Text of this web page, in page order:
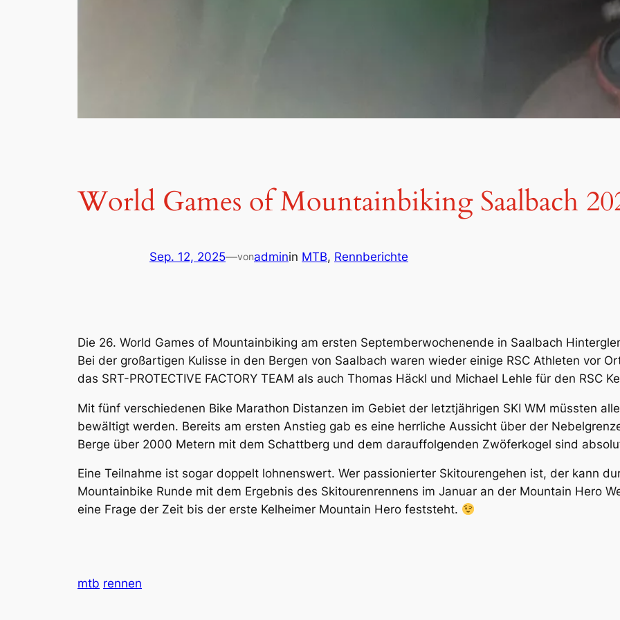
World Games of Mountainbiking Saalbach
Sep. 12, 2025—vonadminin MTB, Rennberichte
Die 26. World Games of Mountainbiking am ersten Septemberwochenende in Saalbach
Bei der großartigen Kulisse in den Bergen von Saalbach waren wieder einige RSC Athleten vor
das SRT-PROTECTIVE FACTORY TEAM als auch Thomas Häckl und Michael Lehle für den RSC
Mit fünf verschiedenen Bike Marathon Distanzen im Gebiet der letztjährigen SKI WM müssten
bewältigt werden. Bereits am ersten Anstieg gab es eine herrliche Aussicht über der
Berge über 2000 Metern mit dem Schattberg und dem darauffolgenden Zwöferkogel sind
Eine Teilnahme ist sogar doppelt lohnenswert. Wer passionierter Skitourengehen ist, der kann
Mountainbike Runde mit dem Ergebnis des Skitourenrennens im Januar an der Mountain Hero
eine Frage der Zeit bis der erste Kelheimer Mountain Hero feststeht.
mtb rennen